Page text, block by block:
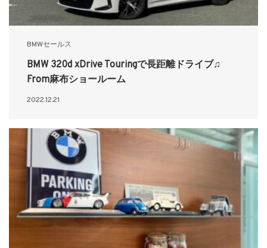
BMWセールス
BMW 320d xDrive Touringで長距離ドライブ♫
From麻布ショールーム
2022.12.21